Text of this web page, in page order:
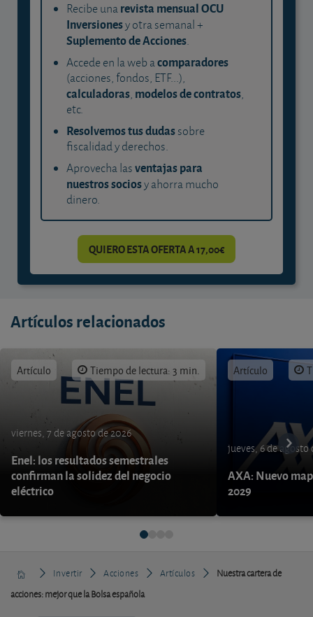
Recibe unarevista mensual OCU
Inversionesy otra semanal +
Suplemento de Acciones.
Accede en la web acomparadores
(acciones, fondos, ETF...),
calculadoras, modelos de contratos,
etc.
Resolvemos tus dudassobre
fiscalidad y derechos.
Aprovecha lasventajas para
nuestros sociosy ahorra mucho
dinero.
QUIERO ESTA OFERTA A 17,00€
Artículos relacionados
Artículo Tiempo de lectura: 3 min.
viernes, 7 de agosto de 2026
Enel: los resultados semestrales
confirman la solidez del negocio
eléctrico
Artículo
jueves, 6 de agosto
AXA: Nuevo
2029
Invertir Acciones Artículos
Nuestra cartera de
acciones: mejor que la Bolsa española